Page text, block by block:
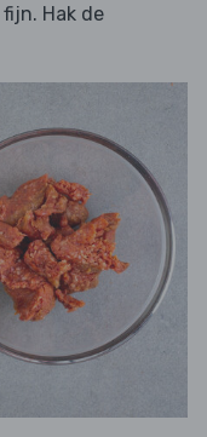
fijn. Hak de